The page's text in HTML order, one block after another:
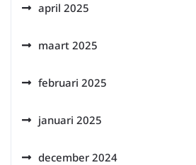
april 2025
maart 2025
februari 2025
januari 2025
december 2024